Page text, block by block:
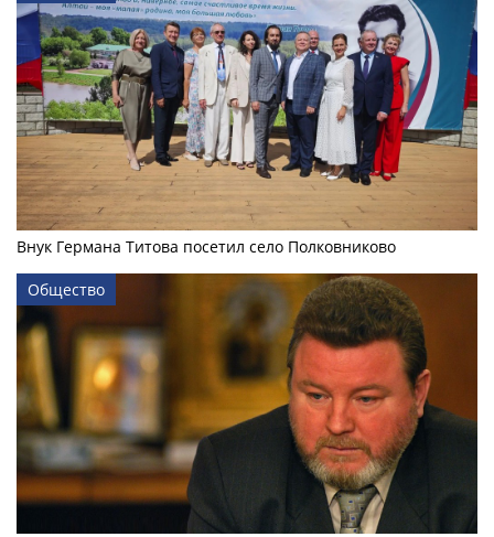
Внук Германа Титова посетил село Полковниково
Общество